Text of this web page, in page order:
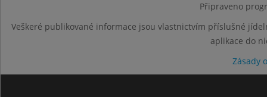
Připraveno
Veškeré publikované informace jsou vlastnictvím příslušné
aplikace do
Zásady